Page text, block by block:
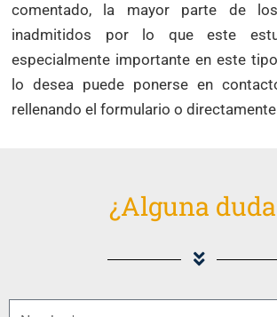
comentado, la mayor parte de
inadmitidos por lo que este
especialmente importante en este
lo desea puede ponerse en
rellenando el formulario o
¿Alguna